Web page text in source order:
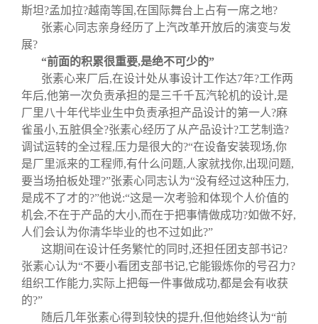
斯坦?孟加拉?越南等国 ,在国际舞台上占有一席之地?
张素心同志亲身经历了上汽改革开放后的演变与发
展?
“前面的积累很重要,是绝不可少的”
张素心来厂后,在设计处从事设计工作达7年?工作两
年后,他第一次负责承担的是三千千瓦汽轮机的设计,是
厂里八十年代毕业生中负责承担产品设计的第一人?麻
雀虽小,五脏俱全?张素心经历了从产品设计?工艺制造?
调试运转的全过程,压力是很大的?“在设备安装现场,你
是厂里派来的工程师,有什么问题,人家就找你,出现问题,
要当场拍板处理?”张素心同志认为“没有经过这种压力,
是成不了才的?”他说:“这是一次考验和体现个人价值的
机会,不在于产品的大小,而在于把事情做成功?如做不好,
人们会认为你清华毕业的也不过如此?”
这期间在设计任务繁忙的同时,还担任团支部书记?
张素心认为“不要小看团支部书记,它能锻炼你的号召力?
组织工作能力,实际上把每一件事做成功,都是会有收获
的?”
随后几年张素心得到较快的提升,但他始终认为“前